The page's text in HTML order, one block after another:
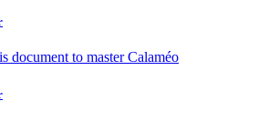
document to master Calaméo